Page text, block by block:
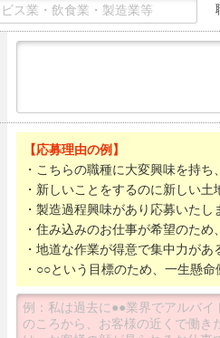
【応募理由の例】
・こちらの職種に大変興味を持
・新しいことをするのに新しい
・製造過程興味があり応募いたし
・住み込みのお仕事が希望のた
・地道な作業が得意で集中力が
・○○という目標のため、一生懸